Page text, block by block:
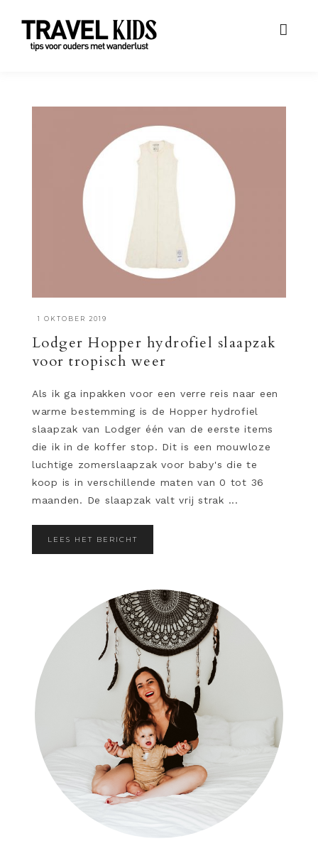
·1 OKTOBER 2019
Lodger Hopper hydrofiel slaapzak
voor tropisch weer
Als ik ga inpakken voor een verre reis naar een
warme bestemming is de Hopper hydrofiel
slaapzak van Lodger één van de eerste items
die ik in de koffer stop. Dit is een mouwloze
luchtige zomerslaapzak voor baby's die te
koop is in verschillende maten van 0 tot 36
maanden. De slaapzak valt vrij strak ...
LEES HET BERICHT